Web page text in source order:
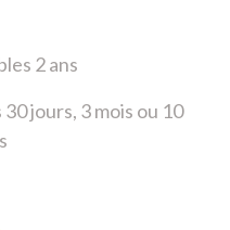
2 ans
jours, 3 mois ou 10